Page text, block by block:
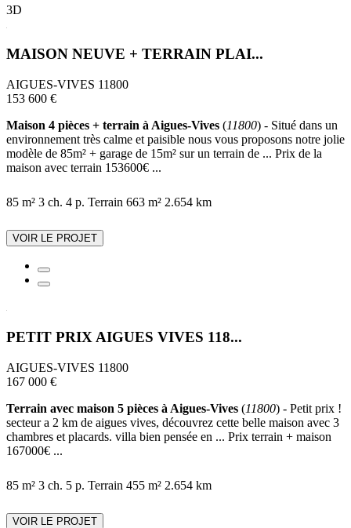
3D
MAISON NEUVE + TERRAIN PLAI...
AIGUES-VIVES 11800
153 600 €
Maison 4 pièces + terrain à Aigues-Vives (11800) - Situé dans un
environnement très calme et paisible nous vous proposons notre jolie
modèle de 85m² + garage de 15m² sur un terrain de ... Prix de la
maison avec terrain 153600€ ...
85 m² 3 ch. 4 p. Terrain 663 m² 2.654 km
VOIR LE PROJET
PETIT PRIX AIGUES VIVES 118...
AIGUES-VIVES 11800
167 000 €
Terrain avec maison 5 pièces à Aigues-Vives (11800) - Petit prix !
secteur a 2 km de aigues vives, découvrez cette belle maison avec 3
chambres et placards. villa bien pensée en ... Prix terrain + maison
167000€ ...
85 m² 3 ch. 5 p. Terrain 455 m² 2.654 km
VOIR LE PROJET